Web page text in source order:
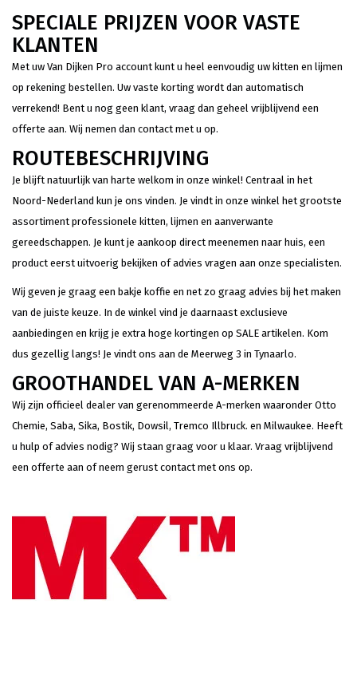
SPECIALE PRIJZEN VOOR VASTE
KLANTEN
Met uw Van Dijken Pro account kunt u heel eenvoudig uw kitten en lijmen
op rekening bestellen. Uw vaste korting wordt dan automatisch
verrekend! Bent u nog geen klant, vraag dan geheel vrijblijvend een
offerte aan. Wij nemen dan contact met u op.
ROUTEBESCHRIJVING
Je blijft natuurlijk van harte welkom in onze winkel! Centraal in het
Noord-Nederland kun je ons vinden. Je vindt in onze winkel het grootste
assortiment professionele kitten, lijmen en aanverwante
gereedschappen. Je kunt je aankoop direct meenemen naar huis, een
product eerst uitvoerig bekijken of advies vragen aan onze specialisten.
Wij geven je graag een bakje koffie en net zo graag advies bij het maken
van de juiste keuze. In de winkel vind je daarnaast exclusieve
aanbiedingen en krijg je extra hoge kortingen op SALE artikelen. Kom
dus gezellig langs! Je vindt ons aan de Meerweg 3 in Tynaarlo.
GROOTHANDEL VAN A-MERKEN
Wij zijn officieel dealer van gerenommeerde A-merken waaronder Otto
Chemie, Saba, Sika, Bostik, Dowsil, Tremco Illbruck. en Milwaukee. Heeft
u hulp of advies nodig? Wij staan graag voor u klaar. Vraag vrijblijvend
een offerte aan of neem gerust contact met ons op.